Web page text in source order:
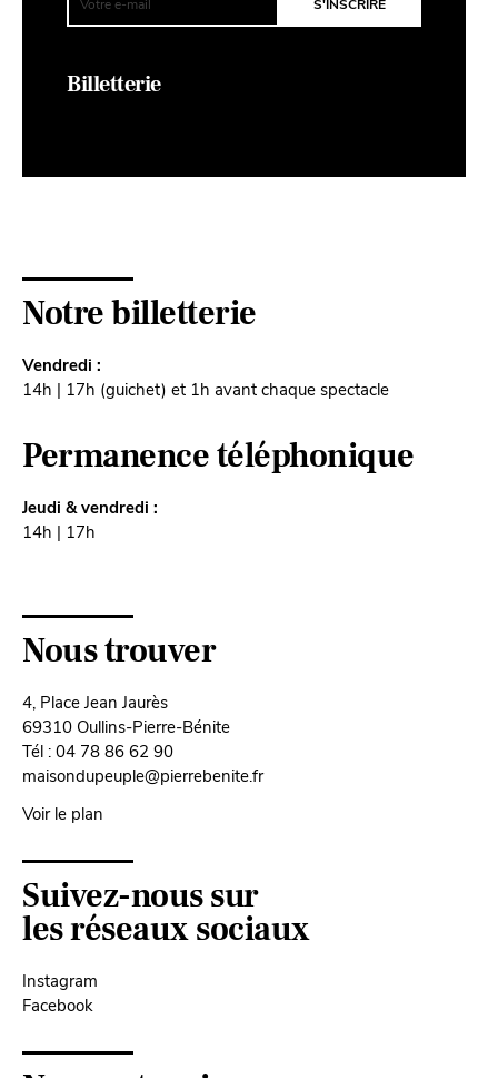
Billetterie
Notre billetterie
Vendredi :
14h | 17h (guichet) et 1h avant chaque spectacle
Permanence téléphonique
Jeudi & vendredi :
14h | 17h
Nous trouver
4, Place Jean Jaurès
69310 Oullins-Pierre-Bénite
Tél : 04 78 86 62 90
maisondupeuple@pierrebenite.fr
Voir le plan
Suivez-nous sur
les réseaux sociaux
Instagram
Facebook